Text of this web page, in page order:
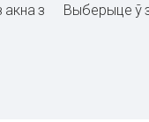
акна з
Выберыце ў